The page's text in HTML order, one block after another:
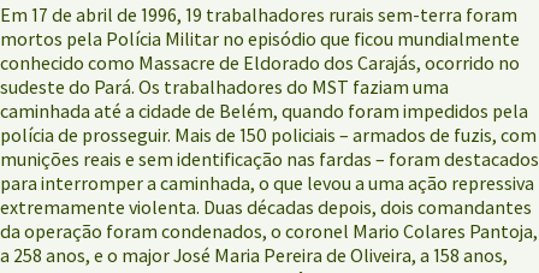
Em 17 de abril de 1996, 19 trabalhadores rurais sem-terra foram
mortos pela Polícia Militar no episódio que ficou mundialmente
conhecido como Massacre de Eldorado dos Carajás, ocorrido no
sudeste do Pará. Os trabalhadores do MST faziam uma
caminhada até a cidade de Belém, quando foram impedidos pela
polícia de prosseguir. Mais de 150 policiais – armados de fuzis, com
munições reais e sem identificação nas fardas – foram destacados
para interromper a caminhada, o que levou a uma ação repressiva
extremamente violenta. Duas décadas depois, dois comandantes
da operação foram condenados, o coronel Mario Colares Pantoja,
a 258 anos, e o major José Maria Pereira de Oliveira, a 158 anos,